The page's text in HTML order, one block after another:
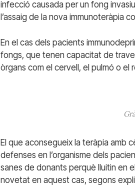
infecció causada per un fong
l’assaig de la nova immunoteràpia
En el cas dels pacients
fongs, que tenen capacitat de
òrgans com el cervell, el pulmó o el
El que aconsegueix la teràpia amb
defenses en l’organisme dels
sanes de donants perquè lluitin en
novetat en aquest cas, segons